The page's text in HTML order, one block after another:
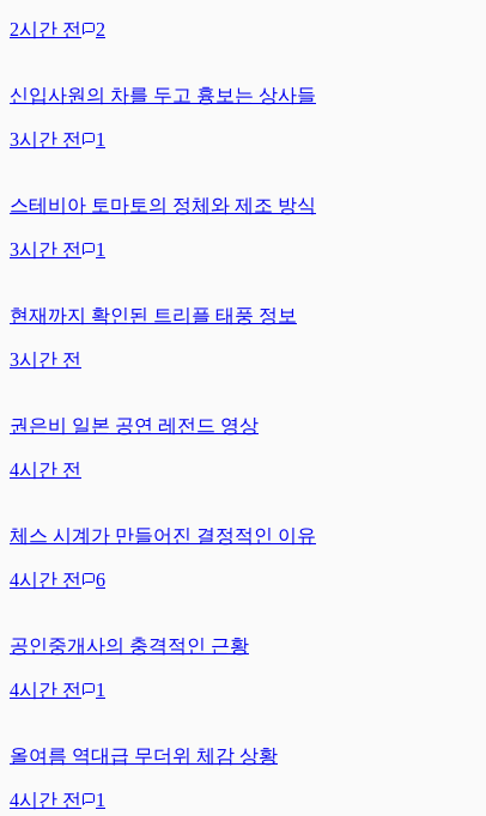
2시간 전 2
신입사원의 차를 두고 흉보는 상사들
3시간 전 1
스테비아 토마토의 정체와 제조 방식
3시간 전 1
현재까지 확인된 트리플 태풍 정보
3시간 전
권은비 일본 공연 레전드 영상
4시간 전
체스 시계가 만들어진 결정적인 이유
4시간 전 6
공인중개사의 충격적인 근황
4시간 전 1
올여름 역대급 무더위 체감 상황
4시간 전 1